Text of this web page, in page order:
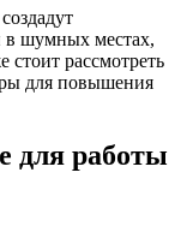
в шумных местах,
стоит рассмотреть
для повышения
для работы